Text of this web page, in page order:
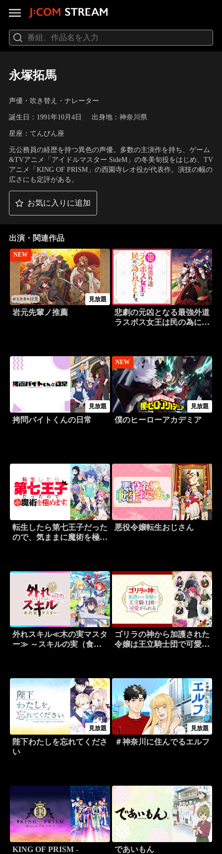
永塚拓馬
声優・吹き替え・ナレーター
誕生日：1991年10月4日 出身地：神奈川県
星座：てんびん座
元公務員の経歴を持つ異色の声優。多数の主演作を持ち、ゲーム
&TVアニメ「アイドルマスター SideM」の冬美旬役をはじめ、TV
アニメ「KING OF PRISM」の西園寺レオ役が代表作。演技の幅の
広さにも定評がある。
お気に入りに追加
出演・関連作品
NEW
見放題
岩元先輩ノ推薦
悲劇の元凶となる最強外道
ラスボス女王は民の為に尽
見放題
拷問バイトくんの日常
NEW
見放題
僕のヒーローアカデミア
転生したら第七王子だった
ので、気ままに魔術を極め
悪役令嬢転生おじさん
外れスキル≪木の実マスタ
ー≫ ～スキルの実（食べ
ゴリラの神から加護された
令嬢は王立騎士団で可愛が
見放題
陛下わたしを忘れてくださ
い
見放題
＃神奈川に住んでるエルフ
KING OF PRISM -
であいもん